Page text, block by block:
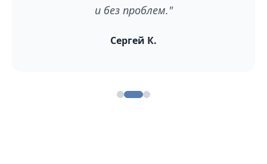
и без проблем."
Сергей К.